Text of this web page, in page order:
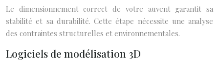
Le dimensionnement correct de votre auvent garantit sa
stabilité et sa durabilité. Cette étape nécessite une analyse
des contraintes structurelles et environnementales.
Logiciels de modélisation 3D